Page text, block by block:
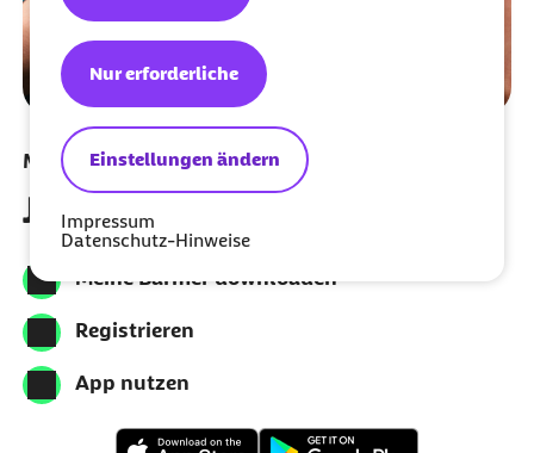
Einstellungen ändern
Nur erforderliche
Impressum
Datenschutz-Hinweise
Meine Barmer per App nutzen
Jetzt herunterladen
Meine Barmer downloaden
Registrieren
App nutzen